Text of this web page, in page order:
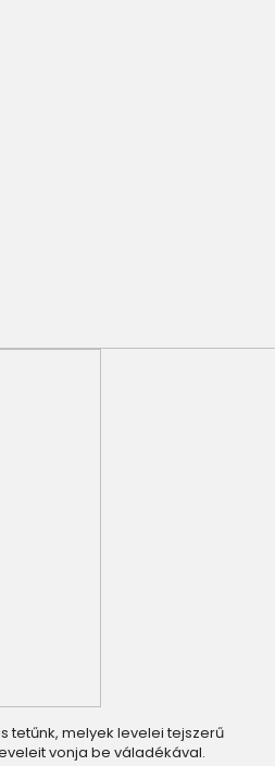
tetűnk, melyek levelei tejszerű
vonja be váladékával.